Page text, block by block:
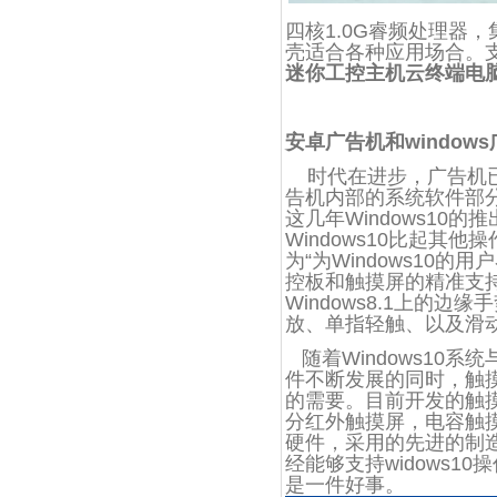
四核1.0G睿频处理器
壳适合各种应用场合。
迷你工控主机云终端电
安卓广告机和windows
时代在进步，广告机
告机内部的系统软件部
这几年Windows10的推
Windows10比起其他操
为“为Windows10的用
控板和触摸屏的精准支
Windows8.1上的边缘
放、单指轻触、以及滑
随着Windows10系统
件不断发展的同时，触
的需要。目前开发的触
分红外触摸屏，电容触
硬件，采用的先进的制
经能够支持widows10
是一件好事。